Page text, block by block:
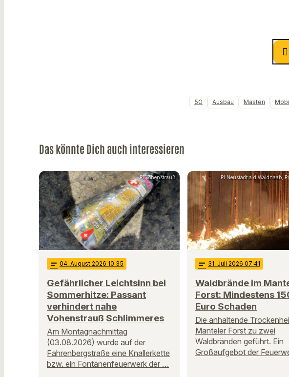
5G Ausbau Masten
Das könnte Dich auch interessieren
PI Vohenstrauß
notes 04. August 2026 10:35
Gefährlicher Leichtsinn bei
Sommerhitze: Passant
verhindert nahe
Vohenstrauß Schlimmeres
Am Montagnachmittag
(03.08.2026) wurde auf der
Fahrenbergstraße eine Knallerkette
bzw. ein Fontänenfeuerwerk der …
PI Neustadt a.d.Waldnaab,
notes 31. Juli 2026 07:41
Waldbrände im
Forst: Mindestens
Euro Schaden
Die anhaltende
Manteler Forst zu zwei
Waldbränden geführt. Ein
Großaufgebot der